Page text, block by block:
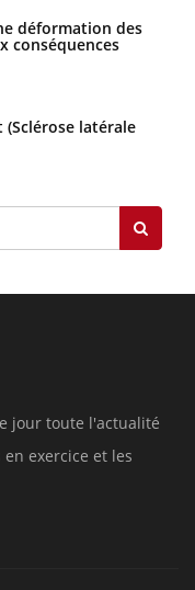
déformation des
conséquences
(Sclérose latérale
jour toute l'actualité
exercice et les